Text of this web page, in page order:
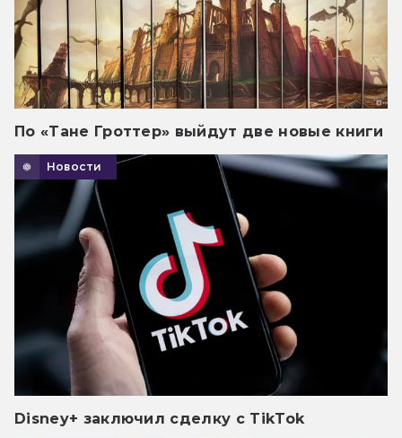
По «Тане Гроттер» выйдут две новые книги
Новости
Disney+ заключил сделку с TikTok